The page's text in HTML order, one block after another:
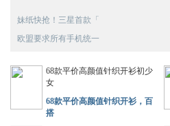
妹纸快抢！三星首款「
欧盟要求所有手机统一
68款平价高颜值针织开衫初少
女
68款平价高颜值针织开衫，百
搭